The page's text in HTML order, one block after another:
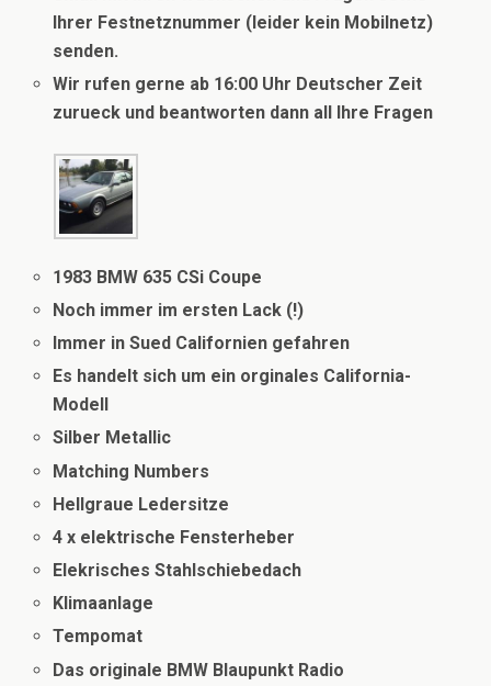
Ihrer Festnetznummer (leider kein Mobilnetz)
senden.
Wir rufen gerne ab 16:00 Uhr Deutscher Zeit
zurueck und beantworten dann all Ihre Fragen
1983 BMW 635 CSi Coupe
Noch immer im ersten Lack (!)
Immer in Sued Californien gefahren
Es handelt sich um ein orginales California-
Modell
Silber Metallic
Matching Numbers
Hellgraue Ledersitze
4 x elektrische Fensterheber
Elekrisches Stahlschiebedach
Klimaanlage
Tempomat
Das originale BMW Blaupunkt Radio